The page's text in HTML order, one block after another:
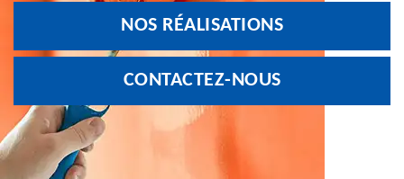
NOS RÉALISATIONS
CONTACTEZ-NOUS